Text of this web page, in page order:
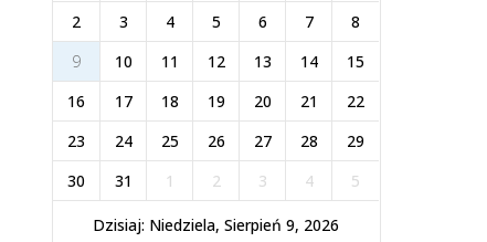
2
3 4 5 6 7
8
9
10 11 12 13 14
15
16
17 18 19 20 21
22
23
24 25 26 27 28
29
30
31 1 2 3 4 5
Dzisiaj: Niedziela, Sierpień 9, 2026